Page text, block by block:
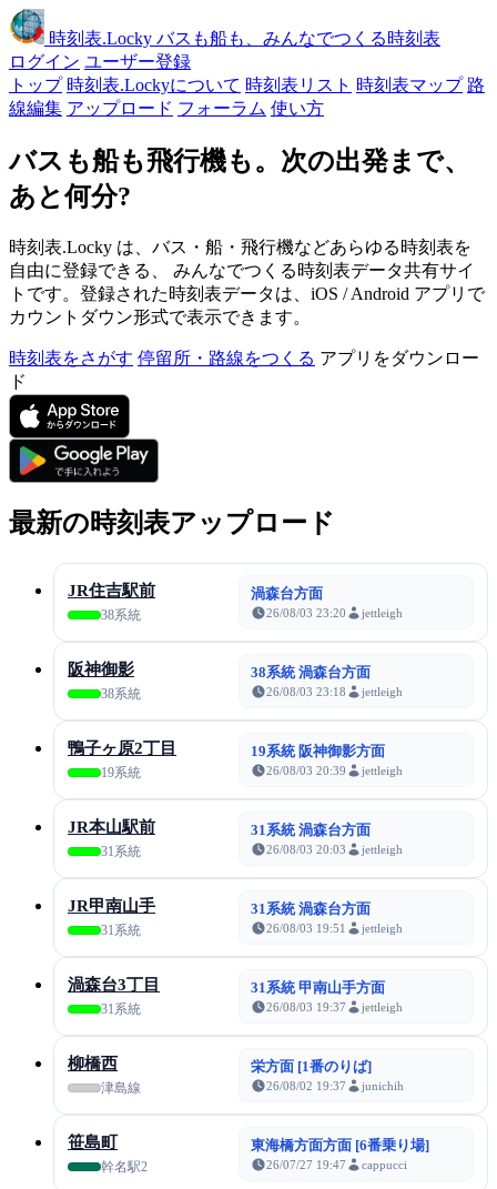
時刻表.Locky バスも船も、みんなでつくる時刻表
ログイン ユーザー登録
トップ 時刻表.Lockyについて 時刻表リスト 時刻表マップ 路
線編集 アップロード フォーラム 使い方
バスも船も飛行機も。次の出発まで、
あと何分?
時刻表.Locky は、バス・船・飛行機などあらゆる時刻表を
自由に登録できる、 みんなでつくる時刻表データ共有サイ
トです。登録された時刻表データは、iOS / Android アプリで
カウントダウン形式で表示できます。
時刻表をさがす 停留所・路線をつくる アプリをダウンロー
ド
最新の時刻表アップロード
JR住吉駅前
38系統
渦森台方面
26/08/03 23:20 jettleigh
阪神御影
38系統
38系統 渦森台方面
26/08/03 23:18 jettleigh
鴨子ヶ原2丁目
19系統
19系統 阪神御影方面
26/08/03 20:39 jettleigh
JR本山駅前
31系統
31系統 渦森台方面
26/08/03 20:03 jettleigh
JR甲南山手
31系統
31系統 渦森台方面
26/08/03 19:51 jettleigh
渦森台3丁目
31系統
31系統 甲南山手方面
26/08/03 19:37 jettleigh
柳橋西
津島線
栄方面 [1番のりば]
26/08/02 19:37 junichih
笹島町
幹名駅2
東海橋方面方面 [6番乗り場]
26/07/27 19:47 cappucci